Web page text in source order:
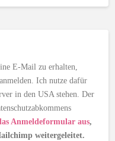
E-Mail zu erhalten,
Ich nutze dafür
in den USA stehen. Der
Anmeldeformular aus,
weitergeleitet.